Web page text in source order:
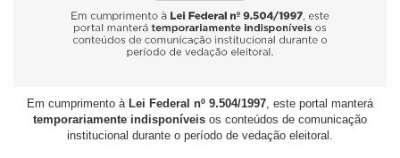
Em cumprimento à Lei Federal nº 9.504/1997, este portal manterá
temporariamente indisponíveis os conteúdos de comunicação
institucional durante o período de vedação eleitoral.